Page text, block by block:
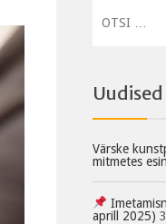
Uudised
Värske
mitmetes
aprill 2025)